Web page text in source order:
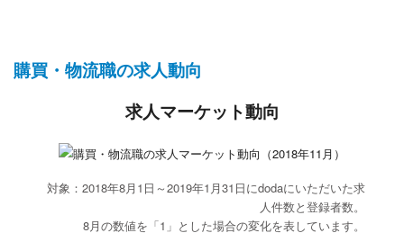
購買・物流職の求人動向
求人マーケット動向
対象：2018年8月1日～2019年1月31日にdodaにいただいた求
人件数と登録者数。
8月の数値を「1」とした場合の変化を表しています。